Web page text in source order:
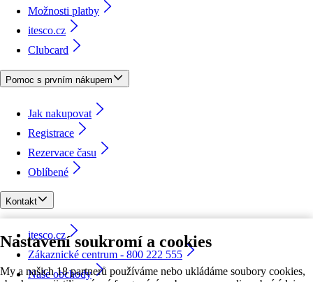
Nastavení soukromí a cookies
My a našich 18 partnerů používáme nebo ukládáme soubory cookies,
Možnosti platby
itesco.cz
Clubcard
Pomoc s prvním nákupem
Jak nakupovat
Registrace
Rezervace času
Oblíbené
Kontakt
itesco.cz
Zákaznické centrum - 800 222 555
Naše obchody